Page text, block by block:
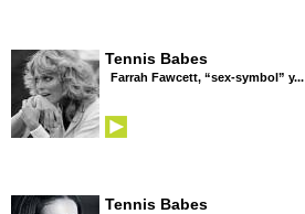
Tennis Babes
Farrah Fawcett, “sex-symbol” y...
Tennis Babes